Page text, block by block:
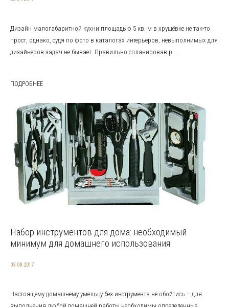
Дизайн малогабаритной кухни площадью 5 кв. м в хрущёвке не так-то
прост, однако, судя по фото в каталогах интерьеров, невыполнимых для
дизайнеров задач не бывает. Правильно спланировав р...
ПОДРОБНЕЕ
Набор инструментов для дома: необходимый
минимум для домашнего использования
03.08.2017
Настоящему домашнему умельцу без инструмента не обойтись – для